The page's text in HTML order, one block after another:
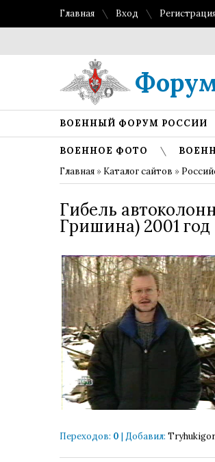
Главная Вход
ВОЕННЫЙ ФОРУМ РОССИИ
ВОЕННОЕ ФОТО
Главная » Каталог сайтов »
Гибель
Гришина) 2001 год
Переходов: 0 | Добавил: Tryhukigor